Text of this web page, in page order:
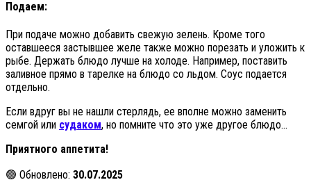
Подаем:
При подаче можно добавить свежую зелень. Кроме того
оставшееся застывшее желе также можно порезать и уложить к
рыбе. Держать блюдо лучше на холоде. Например, поставить
заливное прямо в тарелке на блюдо со льдом. Соус подается
отдельно.
Если вдруг вы не нашли стерлядь, ее вполне можно заменить
семгой или судаком, но помните что это уже другое блюдо…
Приятного аппетита!
🟢 Обновлено: 30.07.2025